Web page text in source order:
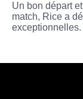
Un bon départ
match, Rice a